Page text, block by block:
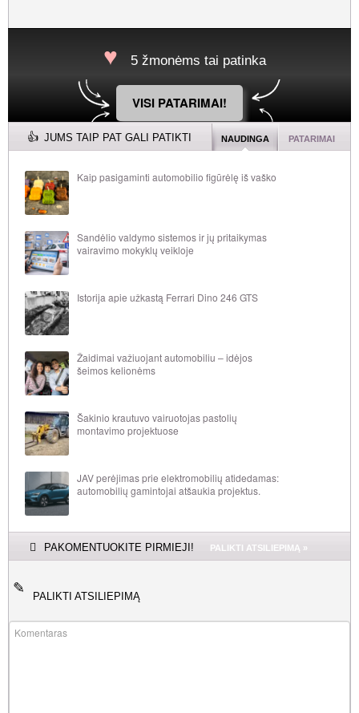
5 žmonėms tai patinka
VISI PATARIMAI!
JUMS TAIP PAT GALI PATIKTI NAUDINGA PATARIMAI
Kaip pasigaminti automobilio figūrėlę iš vaško
Sandėlio valdymo sistemos ir jų pritaikymas
vairavimo mokyklų veikloje
Istorija apie užkastą Ferrari Dino 246 GTS
Žaidimai važiuojant automobiliu – idėjos
šeimos kelionėms
Šakinio krautuvo vairuotojas pastolių
montavimo projektuose
JAV perėjimas prie elektromobilių atidedamas:
automobilių gamintojai atšaukia projektus.
PAKOMENTUOKITE PIRMIEJI! PALIKTI ATSILIEPIMĄ »
PALIKTI ATSILIEPIMĄ